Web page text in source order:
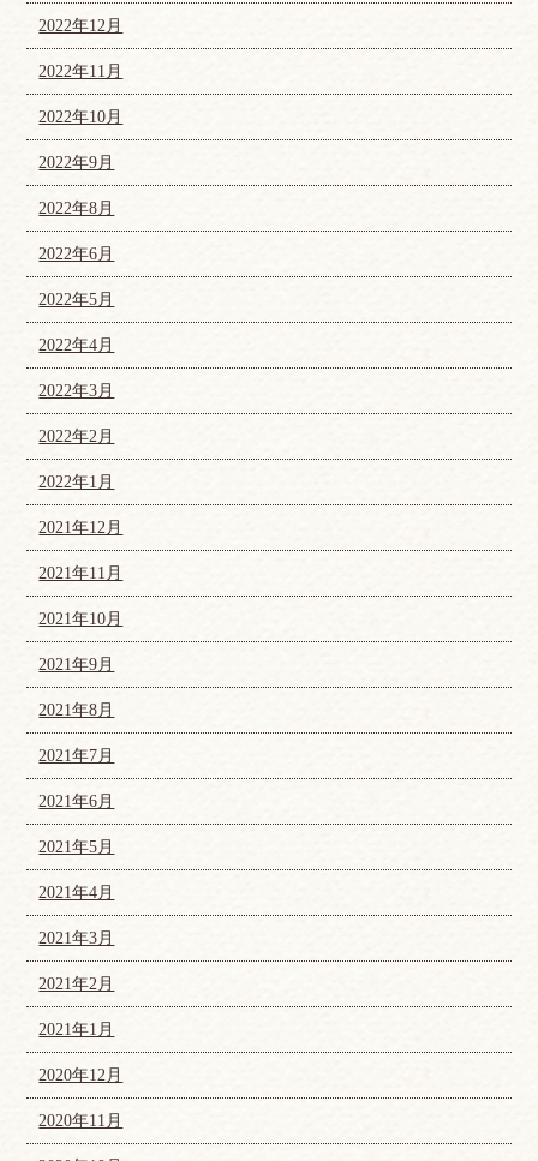
2022年12月
2022年11月
2022年10月
2022年9月
2022年8月
2022年6月
2022年5月
2022年4月
2022年3月
2022年2月
2022年1月
2021年12月
2021年11月
2021年10月
2021年9月
2021年8月
2021年7月
2021年6月
2021年5月
2021年4月
2021年3月
2021年2月
2021年1月
2020年12月
2020年11月